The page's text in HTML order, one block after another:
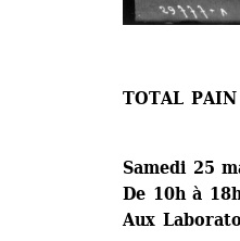
TOTAL
Samedi 25
De 10h à
Aux